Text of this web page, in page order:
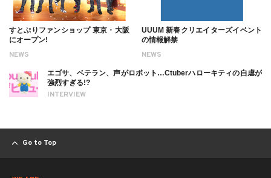
NEWS
すとぷりファンショップ 東京・大阪
にオープン!
NEWS
UUUM 新春クリエイターズイベント
の情報解禁
INTERVIEW
エゴサ、ベテラン、声がロボット…Ctuberハローキティの自虐が
強烈すぎる!?
Go to Top